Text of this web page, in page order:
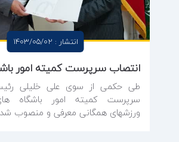
انتشار : 1403/05/02
طی حکمی از سوی علی خلیلی
سرپرست کمیته امور باشگاه
ورزشهای همگانی معرفی و منصوب